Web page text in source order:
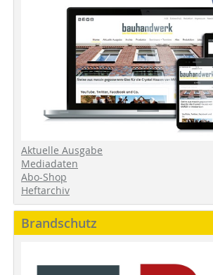
Aktuelle Ausgabe
Mediadaten
Abo-Shop
Heftarchiv
Brandschutz